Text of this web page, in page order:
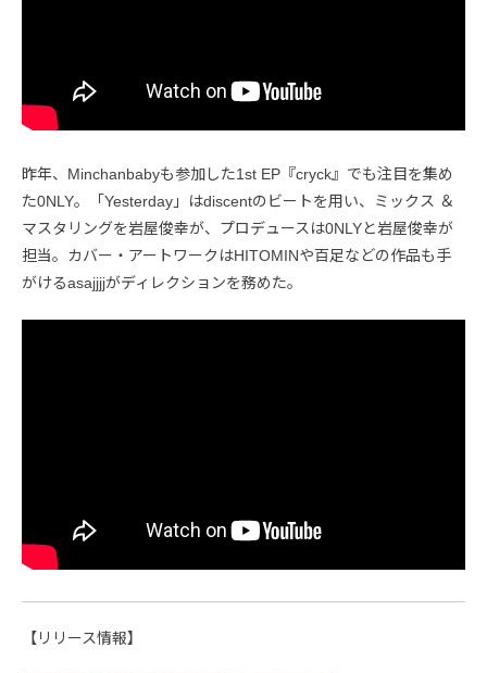
昨年、Minchanbabyも参加した1st EP『cryck』でも注目を集め
た0NLY。「Yesterday」はdiscentのビートを用い、ミックス ＆
マスタリングを岩屋俊幸が、プロデュースは0NLYと岩屋俊幸が
担当。カバー・アートワークはHITOMINや百足などの作品も手
がけるasajjjjがディレクションを務めた。
【リリース情報】